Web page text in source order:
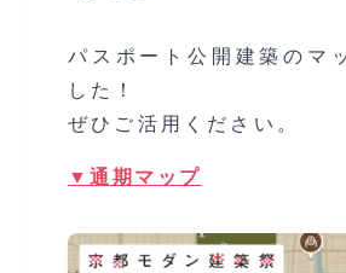
パスポート公開建築のマ
した！
ぜひご活用ください。
▼通期マップ